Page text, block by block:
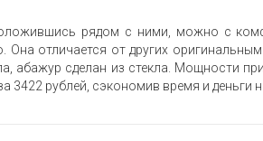
рядом с ними, можно с
отличается от других
абажур сделан из стекла. Мощности
рублей, сэкономив время и деньги